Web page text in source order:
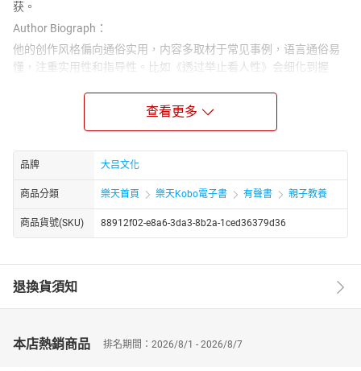
获。
Author Biograph：
他的创作风格偏向通俗实用，内容多取材于常见事例，语言通俗易
懂，注重实用性和指导性。比如《透过举止看人性》会细化到握
要有心计全集》则围绕求人办事、抓住机遇等实际场景给出处世建
议。其作品合作的出版社众多，包括中国电影出版社、金城出版
有书籍推出，部分作品还被改编为音频形式在喜马拉雅等平台上
线。
查看更多
品牌 大吕文化
商品分類 樂天首頁 樂天Kobo電子書 有聲書 親子教養
商品貨號(SKU) 88912f02-e8a6-3da3-8b2a-1ced36379d36
退換貨須知
本店熱銷商品 排名期間：2026/8/1 - 2026/8/7